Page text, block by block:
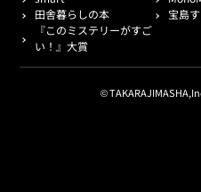
田舎暮らしの本
宝島
『このミステリーがすご
い！』大賞
©